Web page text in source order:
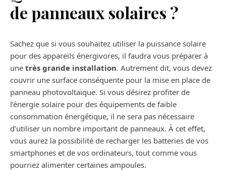
de panneaux solaires ?
Sachez que si vous souhaitez utiliser la puissance solaire
pour des appareils énergivores, il faudra vous préparer à
une très grande installation. Autrement dit, vous devez
couvrir une surface conséquente pour la mise en place de
panneau photovoltaïque. Si vous désirez profiter de
l’énergie solaire pour des équipements de faible
consommation énergétique, il ne sera pas nécessaire
d’utiliser un nombre important de panneaux. À cet effet,
vous aurez la possibilité de recharger les batteries de vos
smartphones et de vos ordinateurs, tout comme vous
pourriez alimenter certaines ampoules.